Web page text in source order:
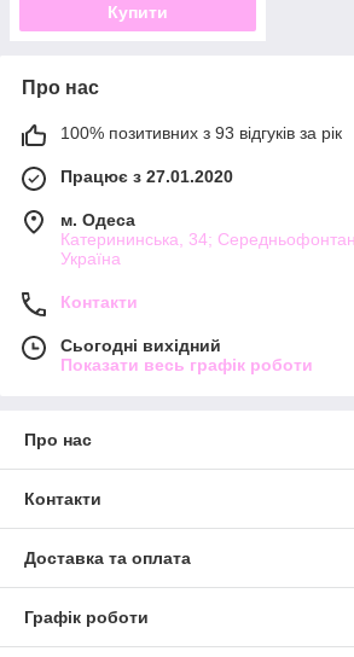
Купити
Про нас
100% позитивних з 93 відгуків за рік
Працює з 27.01.2020
м. Одеса
Катерининська, 34;
Україна
Контакти
Сьогодні вихідний
Показати весь графік роботи
Про нас
Контакти
Доставка та оплата
Графік роботи